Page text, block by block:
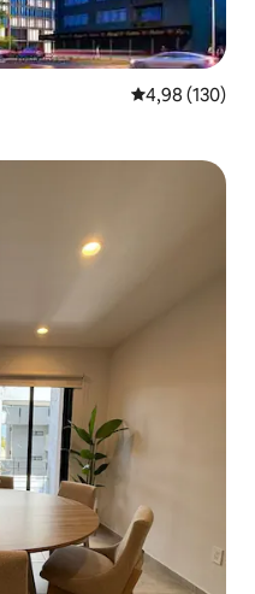
4,98 de uma
4,98 (130)